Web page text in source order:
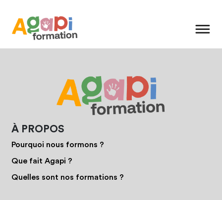
À PROPOS
Pourquoi nous formons ?
Que fait Agapi ?
Quelles sont nos formations ?